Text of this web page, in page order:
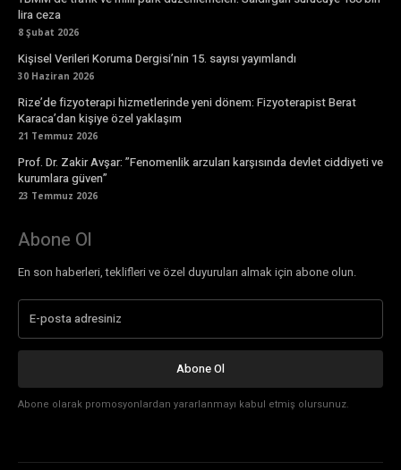
lira ceza
8 Şubat 2026
Kişisel Verileri Koruma Dergisi’nin 15. sayısı yayımlandı
30 Haziran 2026
Rize’de fizyoterapi hizmetlerinde yeni dönem: Fizyoterapist Berat
Karaca’dan kişiye özel yaklaşım
21 Temmuz 2026
Prof. Dr. Zakir Avşar: ”Fenomenlik arzuları karşısında devlet ciddiyeti ve
kurumlara güven”
23 Temmuz 2026
Abone Ol
En son haberleri, teklifleri ve özel duyuruları almak için abone olun.
Abone Ol
Abone olarak promosyonlardan yararlanmayı kabul etmiş olursunuz.